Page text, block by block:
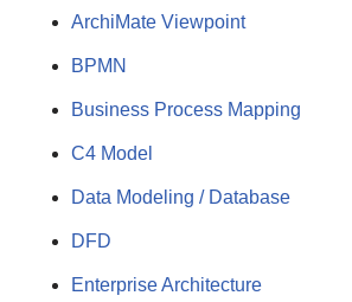
ArchiMate Viewpoint
BPMN
Business Process Mapping
C4 Model
Data Modeling / Database
DFD
Enterprise Architecture